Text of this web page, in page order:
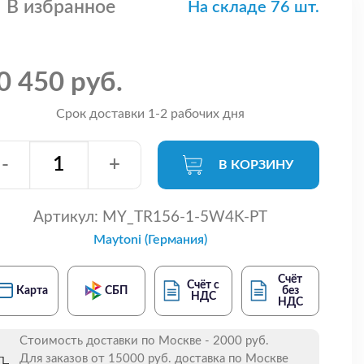
В избранное На складе 76 шт.
450 руб.
Срок доставки 1-2 рабочих дня
- + В КОРЗИНУ
Артикул: MY_TR156-1-5W4K-PT
Maytoni (Германия)
Карта СБП
Счёт с
НДС
Счёт
без
НДС
Стоимость доставки по Москве - 2000 руб.
Для заказов от 15000 руб. доставка по Москве